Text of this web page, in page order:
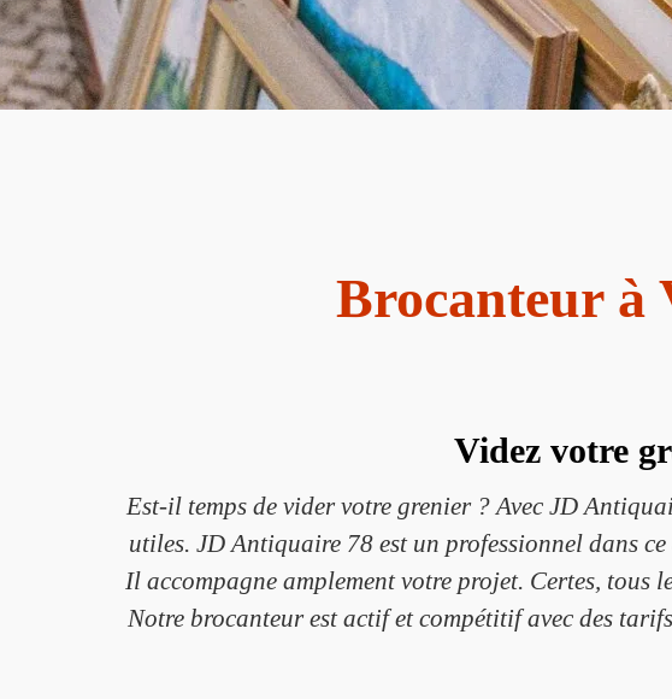
Brocanteur à
Videz votre
Est-il temps de vider votre grenier ? Avec JD
utiles. JD Antiquaire 78 est un professionnel dans
Il accompagne amplement votre projet. Certes, tous
Notre brocanteur est actif et compétitif avec des